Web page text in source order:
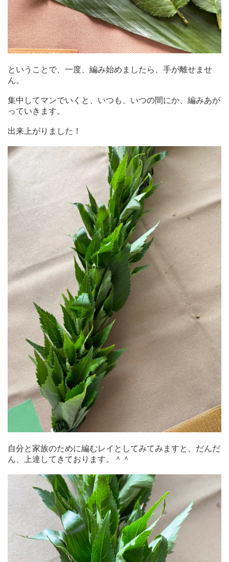
ということで、一度、編み始めましたら、手が離せませ
ん。
集中してマンでいくと、いつも、いつの間にか、編みあが
っていきます。
出来上がりました！
自分と家族のために編むレイとしてみてみますと、だんだ
ん、上達してきております。＾＾